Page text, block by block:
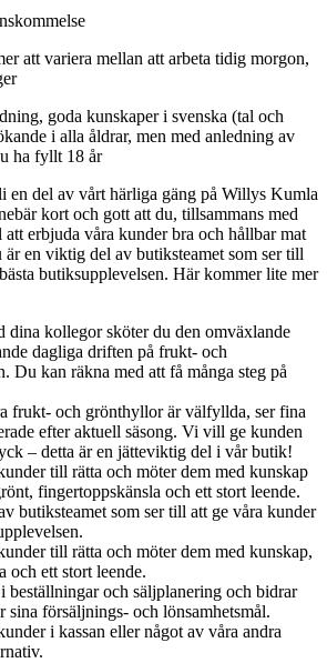
att variera mellan att arbeta tidig morgon,
goda kunskaper i svenska (tal och
i alla åldrar, men med anledning av
ha fyllt 18 år
en del av vårt härliga gäng på Willys Kumla
kort och gott att du, tillsammans med
erbjuda våra kunder bra och hållbar mat
en viktig del av butiksteamet som ser till
butiksupplevelsen. Här kommer lite mer
dina kollegor sköter du den omväxlande
dagliga driften på frukt- och
Du kan räkna med att få många steg på
frukt- och grönthyllor är välfyllda, ser fina
efter aktuell säsong. Vi vill ge kunden
– detta är en jätteviktig del i vår butik!
till rätta och möter dem med kunskap
fingertoppskänsla och ett stort leende.
butiksteamet som ser till att ge våra kunder
till rätta och möter dem med kunskap,
och ett stort leende.
beställningar och säljplanering och bidrar
sina försäljnings- och lönsamhetsmål.
i kassan eller något av våra andra